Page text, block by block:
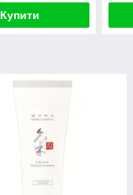
Купити